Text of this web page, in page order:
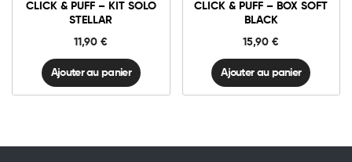
CLICK & PUFF – KIT SOLO
STELLAR
11,90€
STELLAR
quantité
Ajouter au panier
CLICK & PUFF – BOX SOFT
BLACK
15,90€
Black
quantité
Ajouter au panier